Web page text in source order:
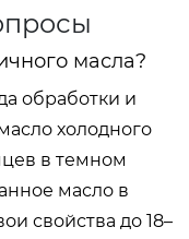
масла?
обработки и
холодного
в темном
масло в
свойства до 18–